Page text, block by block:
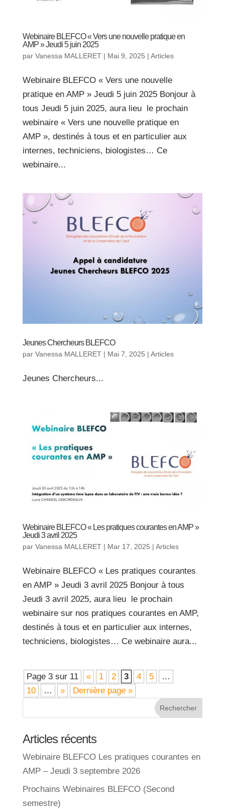
Webinaire BLEFCO « Vers une nouvelle pratique en
AMP » Jeudi 5 juin 2025
par Vanessa MALLERET| Mai 9, 2025 | Articles
Webinaire BLEFCO « Vers une nouvelle
pratique en AMP » Jeudi 5 juin 2025 Bonjour à
tous Jeudi 5 juin 2025, aura lieu le prochain
webinaire « Vers une nouvelle pratique en
AMP », destinés à tous et en particulier aux
internes, techniciens, biologistes… Ce
webinaire...
Jeunes Chercheurs BLEFCO
par Vanessa MALLERET| Mai 7, 2025 | Articles
Jeunes Chercheurs...
Webinaire BLEFCO « Les pratiques courantes en AMP »
Jeudi 3 avril 2025
par Vanessa MALLERET| Mar 17, 2025 | Articles
Webinaire BLEFCO « Les pratiques courantes
en AMP » Jeudi 3 avril 2025 Bonjour à tous
Jeudi 3 avril 2025, aura lieu le prochain
webinaire sur nos pratiques courantes en AMP,
destinés à tous et en particulier aux internes,
techniciens, biologistes… Ce webinaire aura...
Page 3 sur 11 « 1 2 3 4 5
…
10
… » Dernière page »
Articles récents
Webinaire BLEFCO Les pratiques courantes en
AMP – Jeudi 3 septembre 2026
Prochains Webinaires BLEFCO (Second
semestre)